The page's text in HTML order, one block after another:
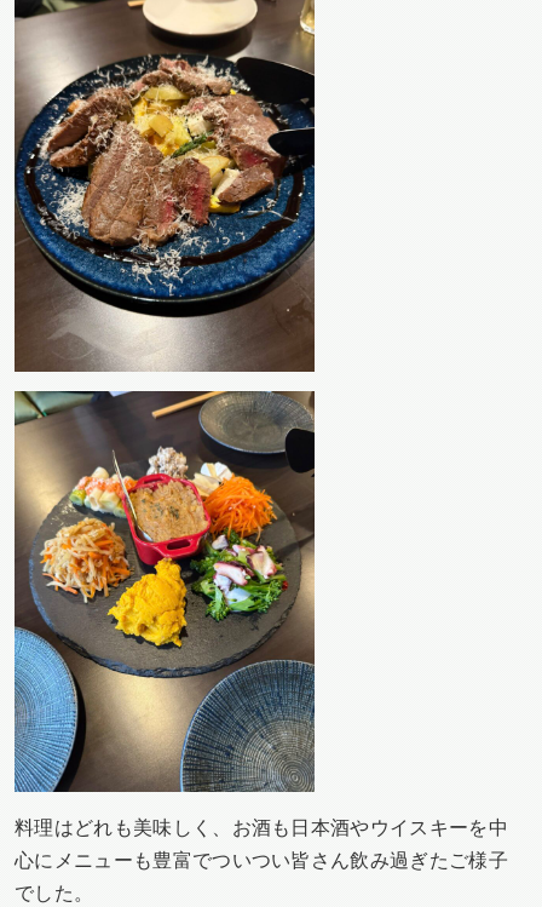
料理はどれも美味しく、お酒も日本酒やウイスキーを中
心にメニューも豊富でついつい皆さん飲み過ぎたご様子
でした。